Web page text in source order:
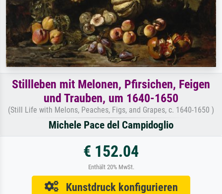
Stillleben mit Melonen, Pfirsichen, Feigen
und Trauben, um 1640-1650
(Still Life with Melons, Peaches, Figs, and Grapes, c. 1640-1650 )
Michele Pace del Campidoglio
€ 152.04
Enthält 20% MwSt.
Kunstdruck konfigurieren